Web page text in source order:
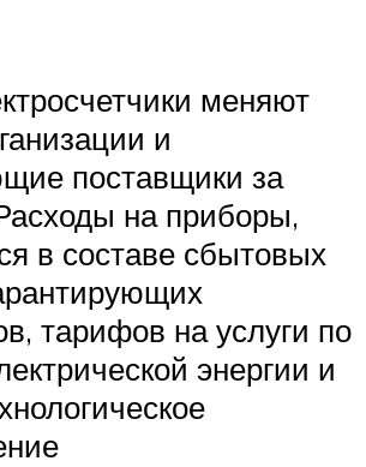
меняют
и
поставщики за
на приборы,
в составе сбытовых
тарифов на услуги по
энергии и